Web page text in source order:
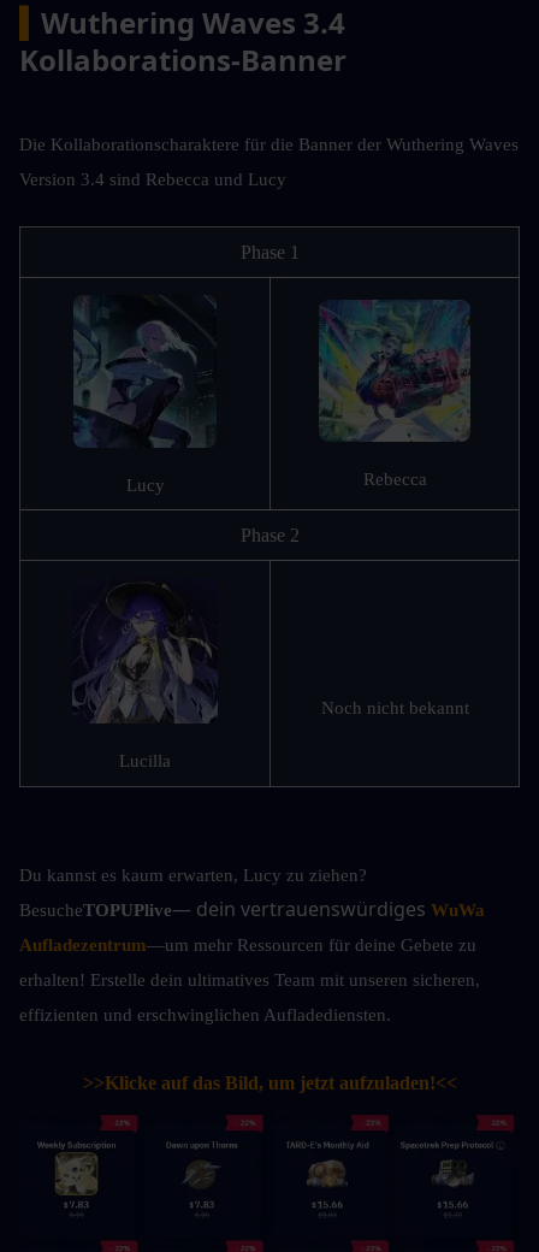
Wuthering Waves 3.4
Kollaborations-Banner
Die Kollaborationscharaktere für die Banner der Wuthering Waves
Version 3.4 sind Rebecca und Lucy
Phase 1
Lucy Rebecca
Phase 2
Lucilla
Noch nicht bekannt
Du kannst es kaum erwarten, Lucy zu ziehen?
BesucheTOPUPlive— dein vertrauenswürdiges WuWa
Aufladezentrum—um mehr Ressourcen für deine Gebete zu
erhalten! Erstelle dein ultimatives Team mit unseren sicheren,
effizienten und erschwinglichen Aufladediensten.
>>Klicke auf das Bild, um jetzt aufzuladen!<<